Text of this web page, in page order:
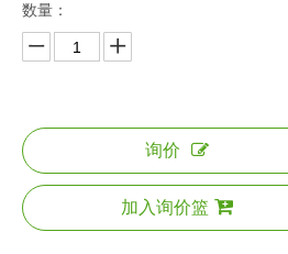
数量：
询价
加入询价篮